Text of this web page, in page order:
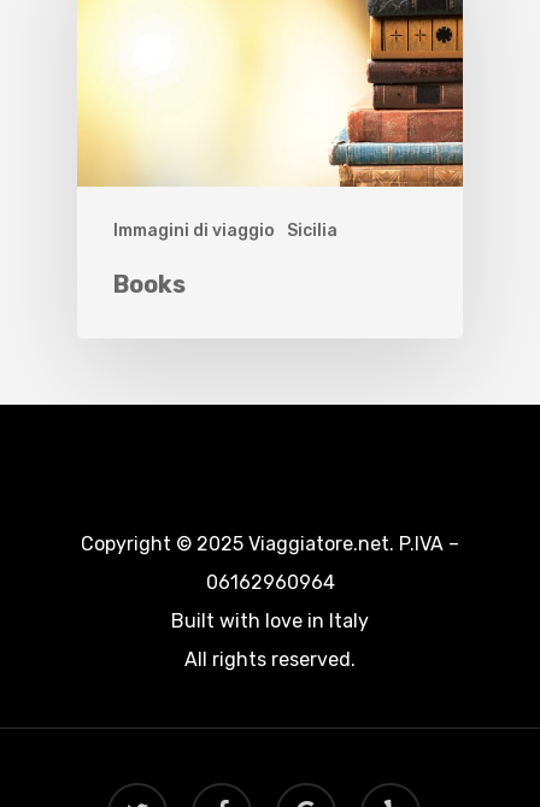
Immagini di viaggio Sicilia
Books
Copyright © 2025 Viaggiatore.net. P.IVA –
06162960964
Built with love in Italy
All rights reserved.
twitter facebook google- yelp